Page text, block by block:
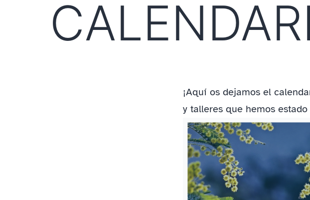
¡Aquí os dejamos el
y talleres que hemos